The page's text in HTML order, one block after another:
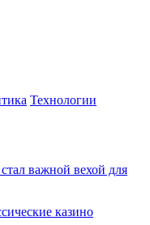
Технологии
важной вехой для
казино